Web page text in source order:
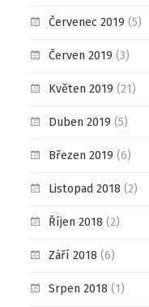
Červenec 2019 (5)
Červen 2019 (3)
Květen 2019 (21)
Duben 2019 (5)
Březen 2019 (6)
Listopad 2018 (2)
Říjen 2018 (2)
Září 2018 (6)
Srpen 2018 (1)